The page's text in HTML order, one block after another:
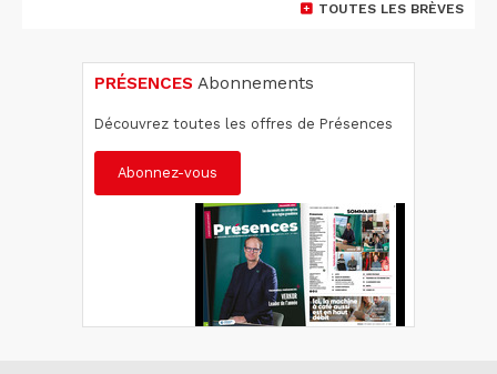
TOUTES LES BRÈVES
PRÉSENCES Abonnements
Découvrez toutes les offres de Présences
Abonnez-vous